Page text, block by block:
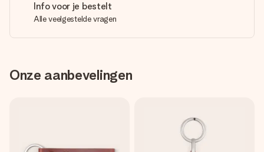
Info voor je bestelt
Alle veelgestelde vragen
Onze aanbevelingen